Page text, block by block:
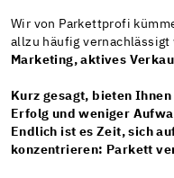
Wir von Parkettprofi
allzu häufig vernachlässigt
Marketing, aktives
Kurz gesagt, bieten
Erfolg und weniger
Endlich ist es Zeit, sich
konzentrieren: Parkett